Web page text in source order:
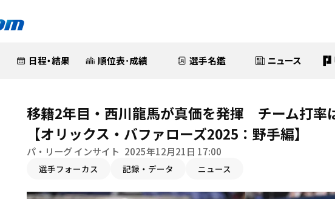
日程・結果 順位表･成績 選手名鑑 ニュース
移籍2年目・西川龍馬が真価を発揮 チーム打率
【オリックス・バファローズ2025：野手編】
パ・リーグ インサイト 2025年12月21日 17:00
選手フォーカス 記録・データ ニュース